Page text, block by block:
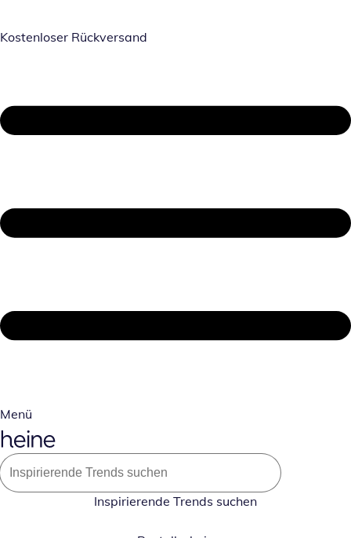
Kostenloser Rückversand
Menü
Inspirierende Trends suchen